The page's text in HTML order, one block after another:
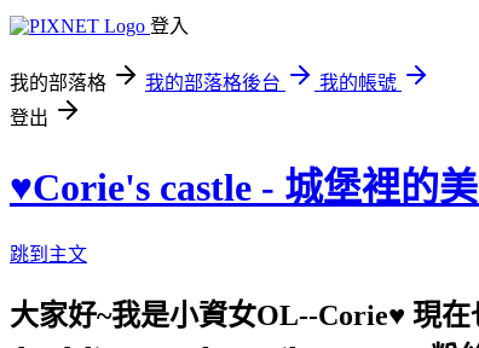
登入
我的部落格 我的部落格後台
我的帳號
登出
♥Corie's castle - 城堡裡的
跳到主文
大家好~我是小資女OL--Corie♥ 現